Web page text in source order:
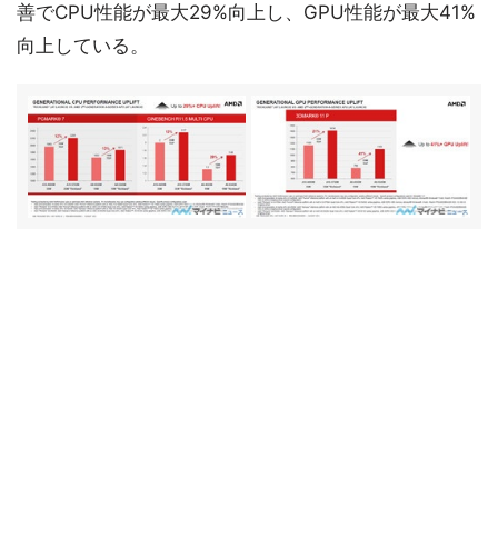
善でCPU性能が最大29%向上し、GPU性能が最大41%
向上している。